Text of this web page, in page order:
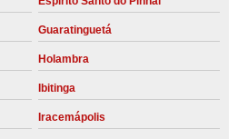
Guaratinguetá
Holambra
Ibitinga
Iracemápolis